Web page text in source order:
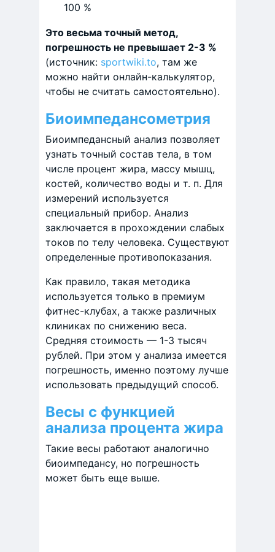
100 %
Это весьма точный метод,
погрешность не превышает 2-3 %
(источник: sportwiki.to, там же
можно найти онлайн-калькулятор,
чтобы не считать самостоятельно).
Биоимпедансометрия
Биоимпедансный анализ позволяет
узнать точный состав тела, в том
числе процент жира, массу мышц,
костей, количество воды и т. п. Для
измерений используется
специальный прибор. Анализ
заключается в прохождении слабых
токов по телу человека. Существуют
определенные противопоказания.
Как правило, такая методика
используется только в премиум
фитнес-клубах, а также различных
клиниках по снижению веса.
Средняя стоимость — 1-3 тысяч
рублей. При этом у анализа имеется
погрешность, именно поэтому лучше
использовать предыдущий способ.
Весы с функцией
анализа процента жира
Такие весы работают аналогично
биоимпедансу, но погрешность
может быть еще выше.